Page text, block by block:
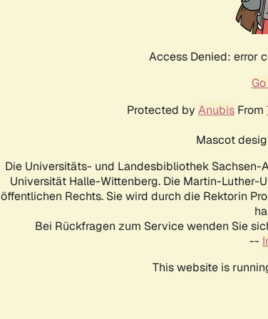
Access Denied: error
Protected by Anubis From
Mascot
Die Universitäts- und Landesbibliothek
Universität Halle-Wittenberg. Die Martin-Luther-
öffentlichen Rechts. Sie wird durch die Rektorin
Bei Rückfragen zum Service wenden Sie
--
This website is